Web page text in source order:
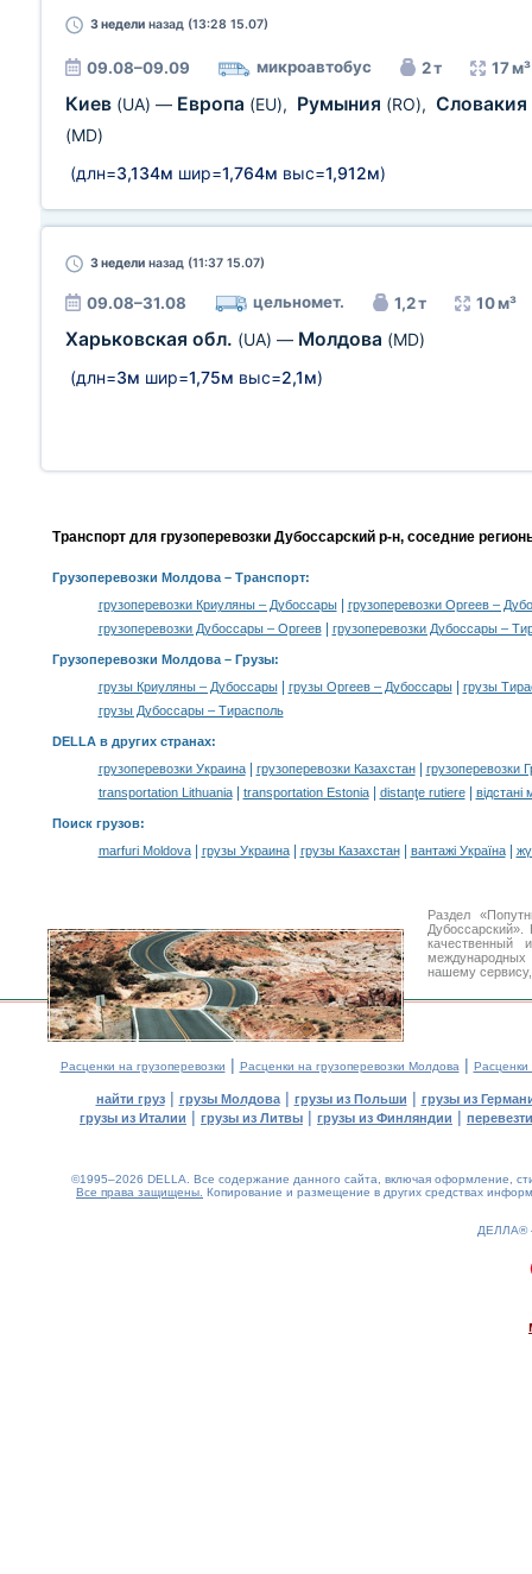
3 недели назад (13:28 15.07)
09.08–09.09 микроавтобус 2 т 17 м³
Киев (UA) — Европа (EU), Румыния (RO), Словакия
(MD)
(длн=3,134м шир=1,764м выс=1,912м)
3 недели назад (11:37 15.07)
09.08–31.08 цельномет. 1,2 т 10 м³
Харьковская обл. (UA) — Молдова (MD)
(длн=3м шир=1,75м выс=2,1м)
Транспорт для грузоперевозки Дубоссарский р-н, соседние
Грузоперевозки Молдова– Транспорт:
грузоперевозки Криуляны – Дубоссары|
грузоперевозки Оргеев –
грузоперевозки Дубоссары – Оргеев| грузоперевозки Дубоссары –
Грузоперевозки Молдова – Грузы:
грузы Криуляны – Дубоссары| грузы Оргеев – Дубоссары|
грузы
грузы Дубоссары – Тирасполь
DELLA в других странах:
грузоперевозки Украина| грузоперевозки Казахстан|
грузоперевозки
transportation Lithuania| transportation Estonia| distanţe rutiere| відстані
Поиск грузов:
marfuri Moldova| грузы Украина| грузы Казахстан| вантажі Україна|
Раздел
качественный
международных
нашему
Расценки на грузоперевозки | Расценки на грузоперевозки Молдова | Расценки
найти груз| грузы Молдова| грузы из Польши | грузы из
грузы из Италии | грузы из Литвы | грузы из Финляндии |
©1995–2026 DELLA. Все содержание данного сайта, включая оформление,
Все права защищены. Копирование и размещение в других средствах